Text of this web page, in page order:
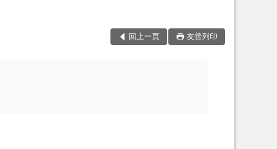
回上一頁 友善列印